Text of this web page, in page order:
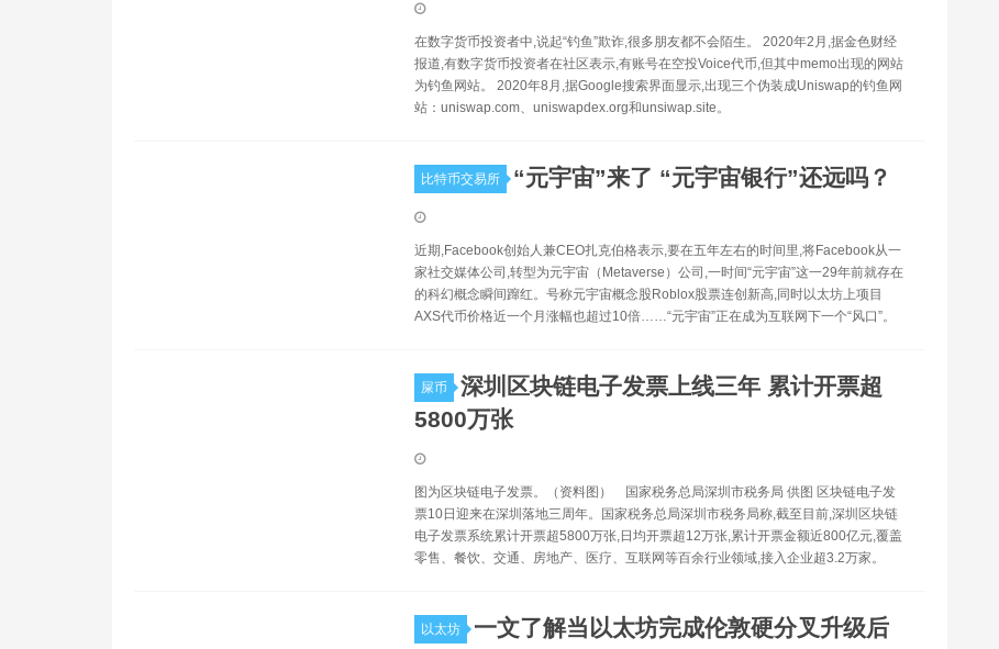
在数字货币投资者中,说起“钓鱼”欺诈,很多朋友都不会陌生。 2020年2月,据金色财经
报道,有数字货币投资者在社区表示,有账号在空投Voice代币,但其中memo出现的网站
为钓鱼网站。 2020年8月,据Google搜索界面显示,出现三个伪装成Uniswap的钓鱼网
站：uniswap.com、uniswapdex.org和unsiwap.site。
比特币交易所 “元宇宙”来了 “元宇宙银行”还远吗？
近期,Facebook创始人兼CEO扎克伯格表示,要在五年左右的时间里,将Facebook从一
家社交媒体公司,转型为元宇宙（Metaverse）公司,一时间“元宇宙”这一29年前就存在
的科幻概念瞬间蹿红。号称元宇宙概念股Roblox股票连创新高,同时以太坊上项目
AXS代币价格近一个月涨幅也超过10倍……“元宇宙”正在成为互联网下一个“风口”。
屎币
深圳区块链电子发票上线三年 累计开票超
5800万张
图为区块链电子发票。（资料图） 国家税务总局深圳市税务局 供图 区块链电子发
票10日迎来在深圳落地三周年。国家税务总局深圳市税务局称,截至目前,深圳区块链
电子发票系统累计开票超5800万张,日均开票超12万张,累计开票金额近800亿元,覆盖
零售、餐饮、交通、房地产、医疗、互联网等百余行业领域,接入企业超3.2万家。
以太坊 一文了解当以太坊完成伦敦硬分叉升级后